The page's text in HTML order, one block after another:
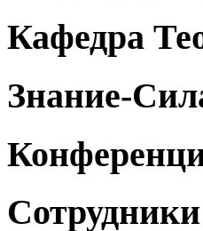
Кафедра
Знание-
Сотрудники